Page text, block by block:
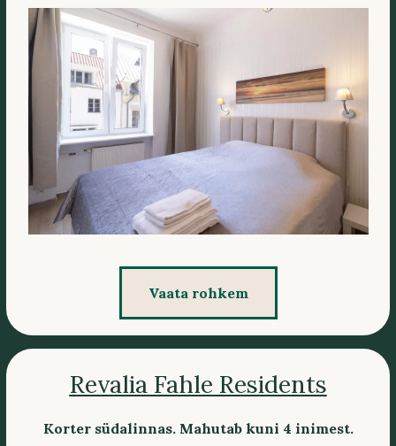
Vaata rohkem
Revalia Fahle Residents
Korter südalinnas. Mahutab kuni 4 inimest.